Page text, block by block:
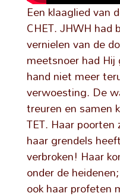
Een klaaglied van
CHET. JHWH
vernielen van de
meetsnoer had
hand niet meer
verwoesting. De
treuren en samen
TET. Haar
haar grendels
verbroken! Haar
onder de
ook haar profeten